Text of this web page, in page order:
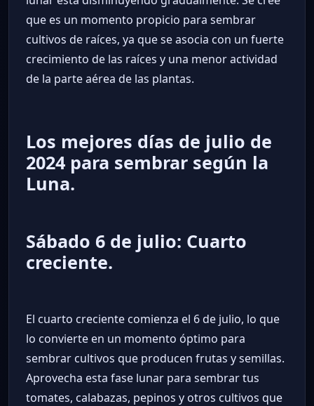
que es un momento propicio para sembrar
cultivos de raíces, ya que se asocia con un fuerte
crecimiento de las raíces y una menor actividad
de la parte aérea de las plantas.
Los mejores días de julio de
2024 para sembrar según la
Luna.
Sábado 6 de julio: Cuarto
creciente.
El cuarto creciente comienza el 6 de julio, lo que
lo convierte en un momento óptimo para
sembrar cultivos que producen frutas y semillas.
Aprovecha esta fase lunar para sembrar tus
tomates, calabazas, pepinos y otros cultivos que